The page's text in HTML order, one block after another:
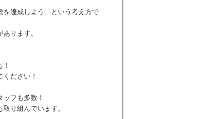
達成しよう、という考え方で
ります。
ださい！
フも多数！
り組んでいます。